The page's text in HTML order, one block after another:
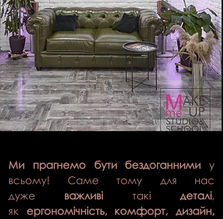
Ми прагнемо бути бездоганними у
всьому! Саме тому для нас
дуже важливі такідеталі,
як ергономічність, комфорт, дизайн,